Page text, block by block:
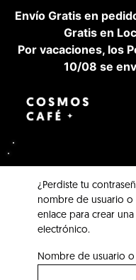
Envío Gratis en
Gratis en
Por vacaciones, los
10/08 se
¿Perdiste tu
nombre de usuario o
enlace para crear
electrónico.
Nombre de usuario